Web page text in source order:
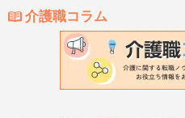
介護職コラム